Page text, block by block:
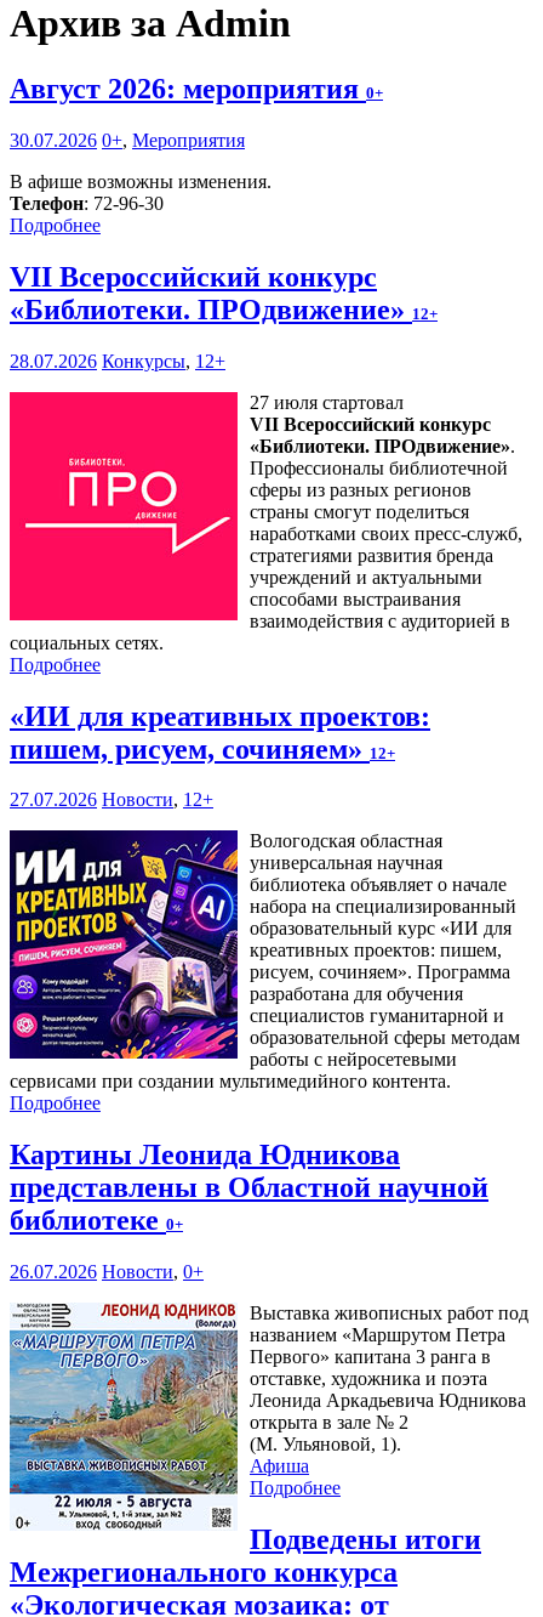
Архив за Admin
Август 2026: мероприятия 0+
30.07.2026 0+, Мероприятия
В афише возможны изменения.
Телефон: 72-96-30
Подробнее
VII Всероссийский конкурс
«Библиотеки. ПРОдвижение» 12+
28.07.2026 Конкурсы, 12+
27 июля стартовал
VII Всероссийский конкурс
«Библиотеки. ПРОдвижение».
Профессионалы библиотечной
сферы из разных регионов
страны смогут поделиться
наработками своих пресс-служб,
стратегиями развития бренда
учреждений и актуальными
способами выстраивания
взаимодействия с аудиторией в
социальных сетях.
Подробнее
«ИИ для креативных проектов:
пишем, рисуем, сочиняем» 12+
27.07.2026 Новости, 12+
Вологодская областная
универсальная научная
библиотека объявляет о начале
набора на специализированный
образовательный курс «ИИ для
креативных проектов: пишем,
рисуем, сочиняем». Программа
разработана для обучения
специалистов гуманитарной и
образовательной сферы методам
работы с нейросетевыми
сервисами при создании мультимедийного контента.
Подробнее
Картины Леонида Юдникова
представлены в Областной научной
библиотеке 0+
26.07.2026 Новости, 0+
Выставка живописных работ под
названием «Маршрутом Петра
Первого» капитана 3 ранга в
отставке, художника и поэта
Леонида Аркадьевича Юдникова
открыта в зале № 2
(М. Ульяновой, 1).
Афиша
Подробнее
Подведены итоги
Межрегионального конкурса
«Экологическая мозаика: от